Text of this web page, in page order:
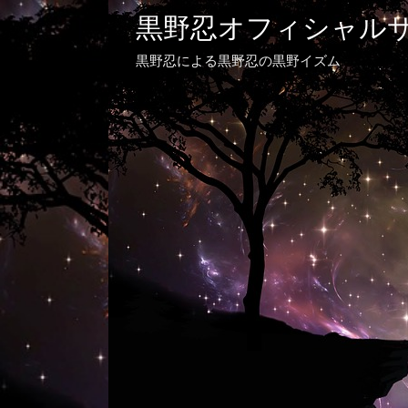
黒野忍オフィシャル
黒野忍による黒野忍の黒野イズム